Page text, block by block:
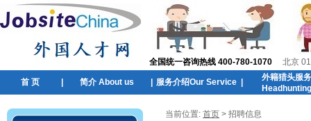
全国统一咨询热线 400-780-1070 北京
首 页 简介 About us 服务介绍Our Service
外籍猎头服
当前位置: 首页 > 招聘信息